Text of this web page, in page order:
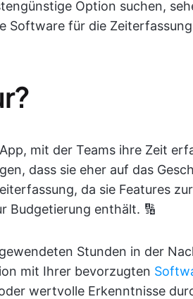
Option suchen,
Software für die
mit der Teams ihre Zeit
dass sie eher auf das
da sie Features
Budgetierung enthält. 🔢
Stunden in der
mit Ihrer bevorzugten
wertvolle Erkenntnisse